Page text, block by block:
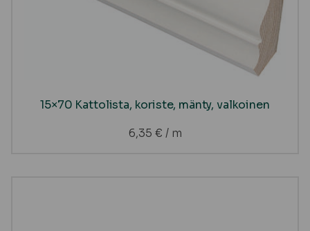
15×70 Kattolista, koriste, mänty, valkoinen
6,35 € / m